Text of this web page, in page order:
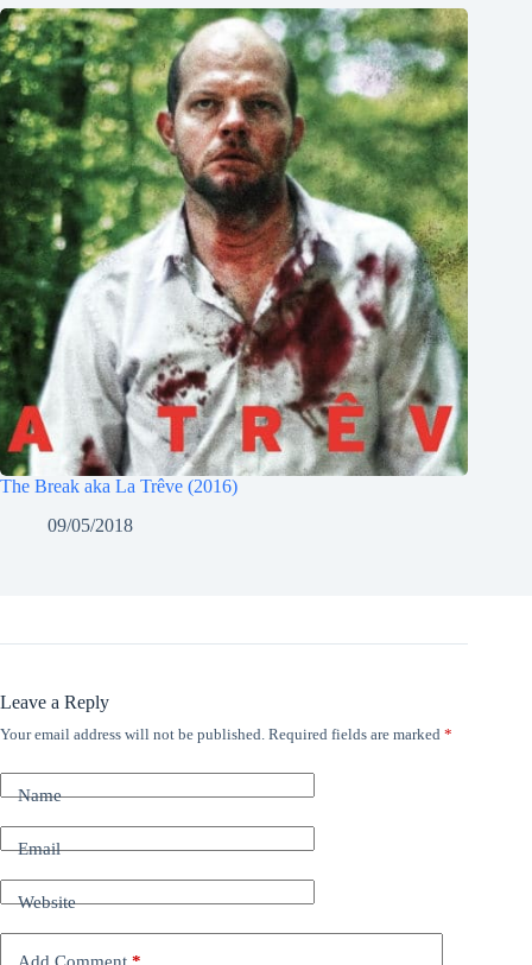
The Break aka La Trêve (2016)
09/05/2018
Leave a Reply
Your email address will not be published. Required fields are marked *
Name
Email
Website